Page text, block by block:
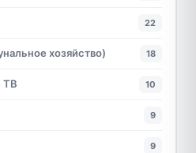
22
хозяйство) 18
ТВ 10
9
9